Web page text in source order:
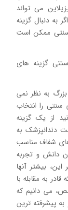
می تواند
به دنبال گزینه
ممکن است
گزینه های
به نظر نمی
سنتی را انتخاب
از یک گزینه
دندانپزشک به
شفاف مناسب
دانش و تجربه
این، بیشتر آنها
به مقابله با
می دانیم که
پیشرفته ترین